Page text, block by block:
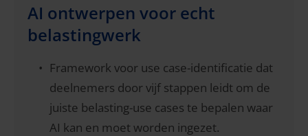
AI ontwerpen voor echt
belastingwerk
Framework voor use case-identificatie dat
deelnemers door vijf stappen leidt om de
juiste belasting-use cases te bepalen waar
AI kan en moet worden ingezet.